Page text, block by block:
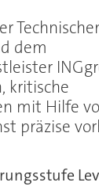
dem
kritische
mit Hilfe
präzise